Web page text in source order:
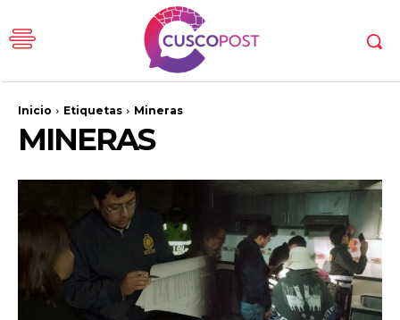
Inicio Etiquetas Mineras
MINERAS